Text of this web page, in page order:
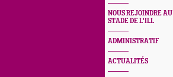
NOUS REJOINDRE AU
STADE DE L'ILL
ADMINISTRATIF
ACTUALITÉS